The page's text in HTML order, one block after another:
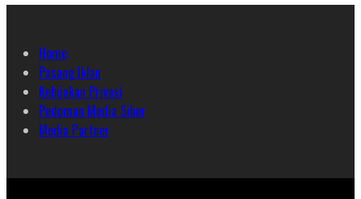
Home
Pasang Iklan
Kebijakan Privasi
Pedoman Media Siber
Media Partner